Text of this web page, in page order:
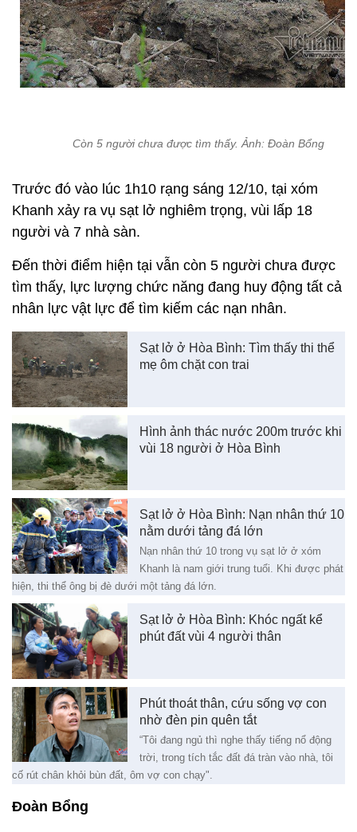
Còn 5 người chưa được tìm thấy. Ảnh: Đoàn Bổng
Trước đó vào lúc 1h10 rạng sáng 12/10, tại xóm
Khanh xảy ra vụ sạt lở nghiêm trọng, vùi lấp 18
người và 7 nhà sàn.
Đến thời điểm hiện tại vẫn còn 5 người chưa được
tìm thấy, lực lượng chức năng đang huy động tất cả
nhân lực vật lực để tìm kiếm các nạn nhân.
Sạt lở ở Hòa Bình: Tìm thấy thi thể
mẹ ôm chặt con trai
Hình ảnh thác nước 200m trước khi
vùi 18 người ở Hòa Bình
Sạt lở ở Hòa Bình: Nạn nhân thứ 10
nằm dưới tảng đá lớn
Nạn nhân thứ 10 trong vụ sạt lở ở xóm
Khanh là nam giới trung tuổi. Khi được phát
hiện, thi thể ông bị đè dưới một tảng đá lớn.
Sạt lở ở Hòa Bình: Khóc ngất kể
phút đất vùi 4 người thân
Phút thoát thân, cứu sống vợ con
nhờ đèn pin quên tắt
“Tôi đang ngủ thì nghe thấy tiếng nổ động
trời, trong tích tắc đất đá tràn vào nhà, tôi
cố rút chân khỏi bùn đất, ôm vợ con chạy".
Đoàn Bổng